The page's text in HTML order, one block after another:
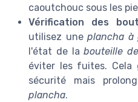
caoutchouc sous les
Vérification des
utilisez une plancha à
l'état de labouteille
éviter les fuites. Cela
sécurité mais
plancha.